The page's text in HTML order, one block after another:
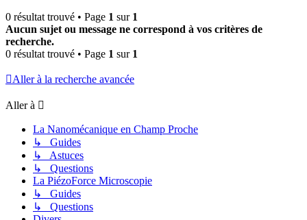
0 résultat trouvé • Page 1 sur 1
Aucun sujet ou message ne correspond à vos critères de
recherche.
0 résultat trouvé • Page 1 sur 1
Aller à la recherche avancée
Aller à
La Nanomécanique en Champ Proche
↳ Guides
↳ Astuces
↳ Questions
La PiézoForce Microscopie
↳ Guides
↳ Questions